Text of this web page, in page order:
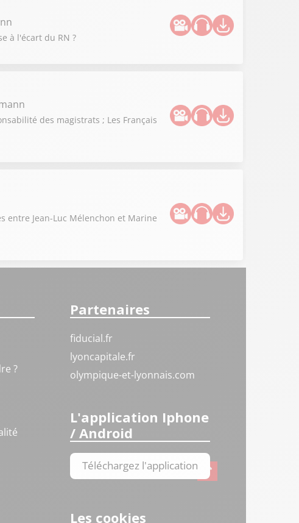
à l'écart du RN ?
des magistrats ; Les Français
entre Jean-Luc Mélenchon et Marine
?
Partenaires
fiducial.fr
lyoncapitale.fr
olympique-et-lyonnais.com
L'application Iphone
/ Android
Téléchargez l'application
Les cookies